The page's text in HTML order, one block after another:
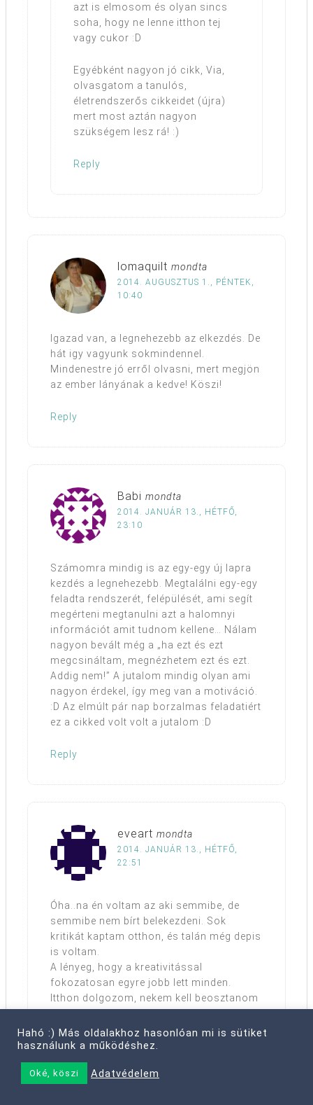
azt is elmosom és olyan sincs
soha, hogy ne lenne itthon tej
vagy cukor :D
Egyébként nagyon jó cikk, Via,
olvasgatom a tanulós,
életrendszerős cikkeidet (újra)
mert most aztán nagyon
szükségem lesz rá! :)
Reply
lomaquilt mondta
2014. AUGUSZTUS 1., PÉNTEK,
10:40
Igazad van, a legnehezebb az elkezdés. De
hát igy vagyunk sokmindennel.
Mindenestre jó erről olvasni, mert megjön
az ember lányának a kedve! Köszi!
Reply
Babi mondta
2014. JANUÁR 13., HÉTFŐ,
23:10
Számomra mindig is az egy-egy új lapra
kezdés a legnehezebb. Megtalálni egy-egy
feladta rendszerét, felépülését, ami segít
megérteni megtanulni azt a halomnyi
információt amit tudnom kellene… Nálam
nagyon bevált még a „ha ezt és ezt
megcsináltam, megnézhetem ezt és ezt.
Addig nem!” A jutalom mindig olyan ami
nagyon érdekel, így meg van a motiváció.
:D Az elmúlt pár nap borzalmas feladatiért
ez a cikked volt volt a jutalom :D
Reply
eveart mondta
2014. JANUÁR 13., HÉTFŐ,
22:51
Óha..na én voltam az aki semmibe, de
semmibe nem bírt belekezdeni. Sok
kritikát kaptam otthon, és talán még depis
is voltam.
A lényeg, hogy a kreativitással
fokozatosan egyre jobb lett minden.
Itthon dolgozom, nekem kell beosztanom
nehéznek éreztem, hogy egy egy új
munkába belefogjak. Aztán rájöttem, hogy
bemelegedés. Úgyhogy ha új munka jön,
Hahó :) Más oldalakhoz hasonlóan mi is sütiket
használunk a működéshez.
Oké, köszi Adatvédelem